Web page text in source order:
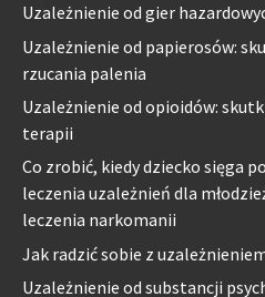
Uzależnienie od gier
Uzależnienie od papierosów:
rzucania palenia
Uzależnienie od opioidów:
terapii
Co zrobić, kiedy dziecko sięga
leczenia uzależnień dla
leczenia narkomanii
Jak radzić sobie z
Uzależnienie od substancji